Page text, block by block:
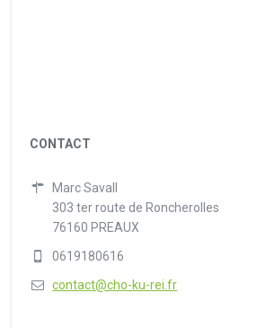
CONTACT
Marc Savall
303 ter route de Roncherolles
76160 PREAUX
0619180616
contact@cho-ku-rei.fr